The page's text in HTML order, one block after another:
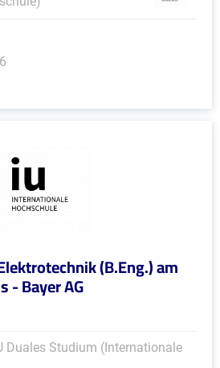
(B.Eng.) am
- Bayer AG
Duales Studium (Internationale